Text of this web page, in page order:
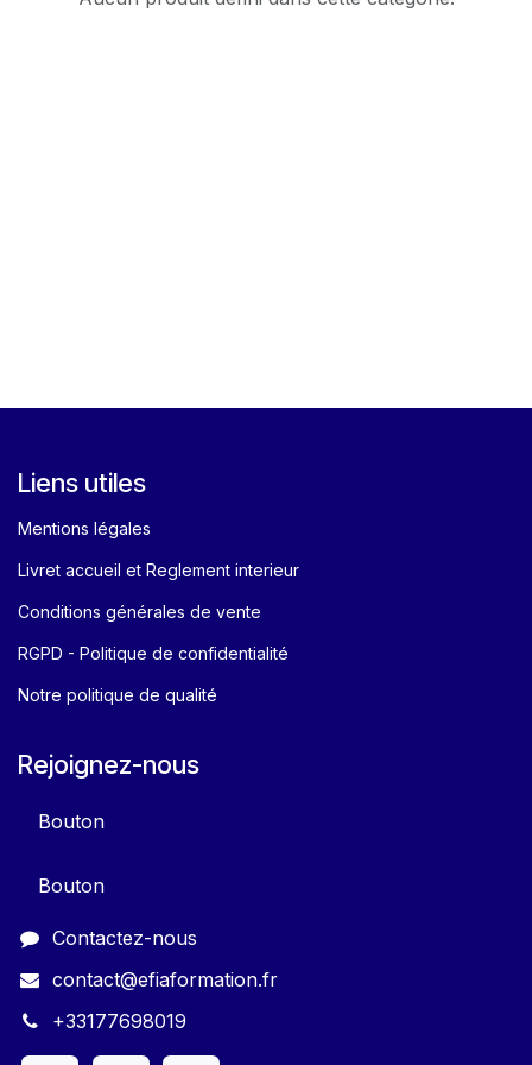
Liens utiles
Mentions légales
Livret accueil et Reglement interieur
Conditions générales de vente
RGPD - Politique de confidentialité
Notre politique de qualité
Rejoignez-nous
Bouton
Bouton
Contactez-nous
contact@efiaformation.fr
+33177698019